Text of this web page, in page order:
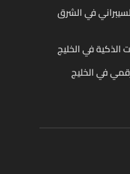
في الشرق
في الخليج